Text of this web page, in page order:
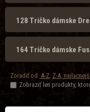
128 Tričko dámske
164 Tričko dámske
Zoradiť od: A-Z, Z-A,
Zobraziť len produkty, ktoré